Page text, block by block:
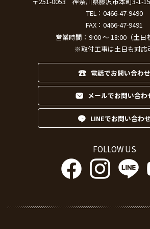
TEL： 0466-47-9490
FAX：0466-47-9491
営業時間：9:00 ～ 18:00（土日
※取付工事は土日も対応
電話でお問い合わせ
メールでお問い合わ
LINEでお問い合わせ
FOLLOW US